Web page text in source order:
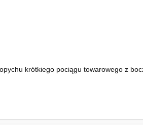
krótkiego pociągu towarowego z